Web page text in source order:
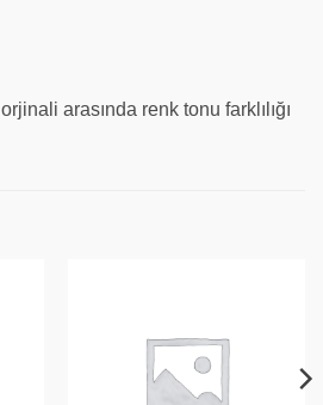
arasında renk tonu farklılığı